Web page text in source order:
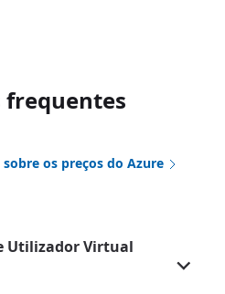
frequentes
os preços do Azure
Utilizador Virtual